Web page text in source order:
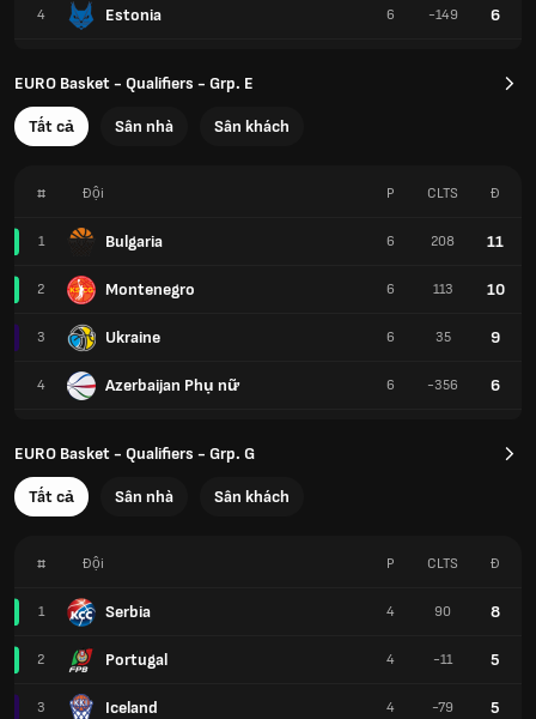
4 Estonia 6 -149 6
EURO Basket - Qualifiers - Grp. E
Tất cả Sân nhà Sân khách
# Đội
1 Bulgaria
2 Montenegro
3 Ukraine
4 Azerbaijan Phụ nữ
P CLTS Đ
6 208 11
6 113 10
6 35 9
6 -356 6
EURO Basket - Qualifiers - Grp. G
Tất cả Sân nhà Sân khách
# Đội
1 Serbia
2 Portugal
3 Iceland
P CLTS Đ
4 90 8
4 -11 5
4 -79 5